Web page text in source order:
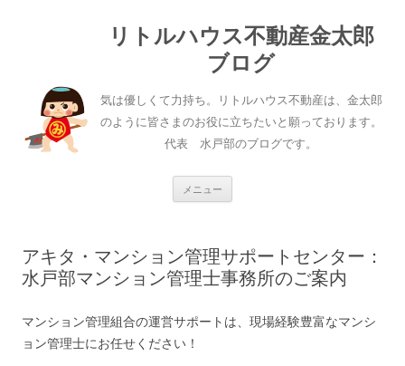
リトルハウス不動産金太郎
ブログ
気は優しくて力持ち。リトルハウス不動産は、金太郎
のように皆さまのお役に立ちたいと願っております。
代表 水戸部のブログです。
メニュー
へ
ス
キ
ッ
アキタ・マンション管理サポートセンター：
水戸部マンション管理士事務所のご案内
マンション管理組合の運営サポートは、現場経験豊富なマンシ
ョン管理士にお任せください！